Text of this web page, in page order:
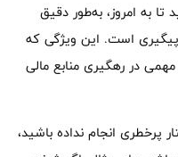
به امروز، به‌طور دقیق
است. این ویژگی که
در رهگیری منابع مالی
انجام نداده باشید،